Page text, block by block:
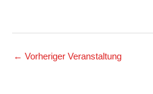
← Vorheriger Veranstaltung